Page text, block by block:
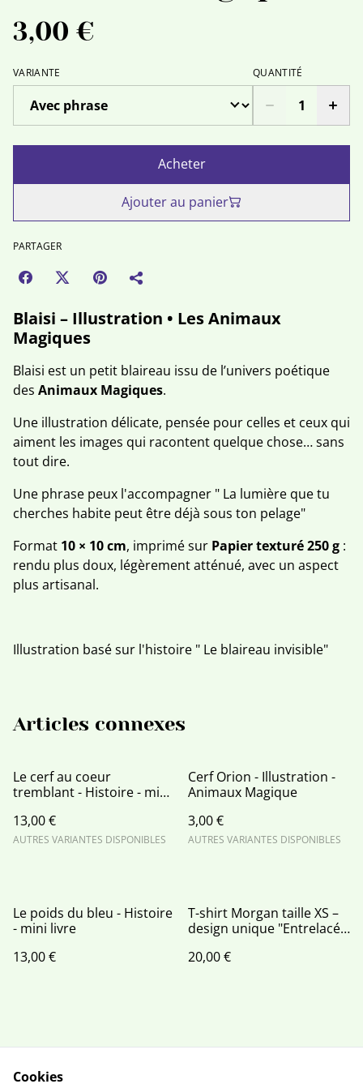
3,00 €
VARIANTE QUANTITÉ
Acheter
Ajouter au panier
PARTAGER
Blaisi – Illustration • Les Animaux
Magiques
Blaisi est un petit blaireau issu de l’univers poétique
des Animaux Magiques.
Une illustration délicate, pensée pour celles et ceux qui
aiment les images qui racontent quelque chose… sans
tout dire.
Une phrase peux l'accompagner " La lumière que tu
cherches habite peut être déjà sous ton pelage"
Format 10 × 10 cm, imprimé sur Papier texturé 250 g :
rendu plus doux, légèrement atténué, avec un aspect
plus artisanal.
Illustration basé sur l'histoire " Le blaireau invisible"
Articles connexes
Le cerf au coeur
tremblant - Histoire - mini
13,00 €
AUTRES VARIANTES DISPONIBLES
Cerf Orion - Illustration -
Animaux Magique
3,00 €
AUTRES VARIANTES DISPONIBLES
Le poids du bleu - Histoire
- mini livre
13,00 €
T-shirt Morgan taille XS –
design unique "Entrelacés
20,00 €
Cookies